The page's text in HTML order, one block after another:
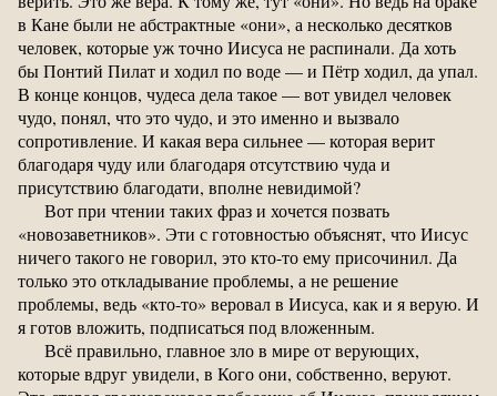
в Кане были не абстрактные «они», а несколько десятков
человек, которые уж точно Иисуса не распинали. Да хоть
бы Понтий Пилат и ходил по воде — и Пётр ходил, да упал.
В конце концов, чудеса дела такое — вот увидел человек
чудо, понял, что это чудо, и это именно и вызвало
сопротивление. И какая вера сильнее — которая верит
благодаря чуду или благодаря отсутствию чуда и
присутствию благодати, вполне невидимой?
Вот при чтении таких фраз и хочется позвать
«новозаветников». Эти с готовностью объяснят, что Иисус
ничего такого не говорил, это кто-то ему присочинил. Да
только это откладывание проблемы, а не решение
проблемы, ведь «кто-то» веровал в Иисуса, как и я верую. И
я готов вложить, подписаться под вложенным.
Всё правильно, главное зло в мире от верующих,
которые вдруг увидели, в Кого они, собственно, веруют.